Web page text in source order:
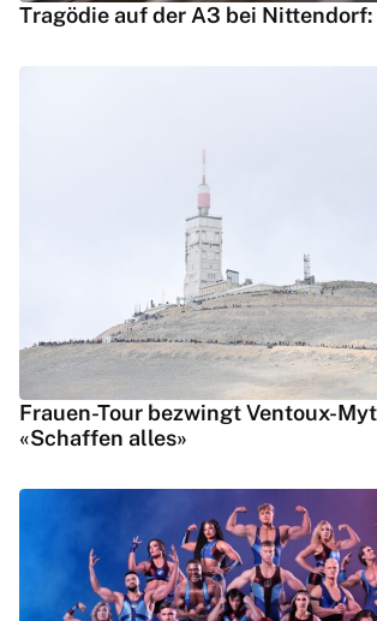
Tragödie auf der A3 bei Nittendorf:
Frauen-Tour bezwingt Ventoux-
«Schaffen alles»